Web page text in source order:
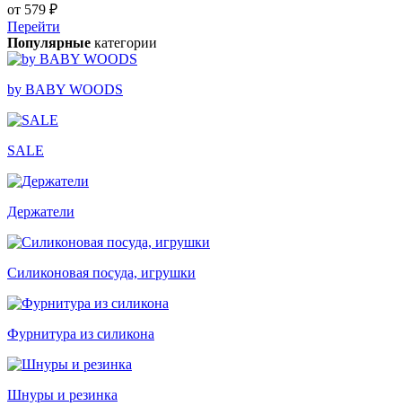
от 579 ₽
Перейти
Популярные категории
by BABY WOODS
SALE
Держатели
Силиконовая посуда, игрушки
Фурнитура из силикона
Шнуры и резинка